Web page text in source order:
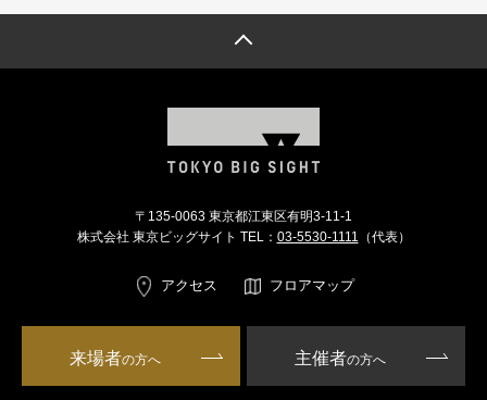
〒135-0063 東京都江東区有明3-11-1
株式会社 東京ビッグサイト TEL： 03-5530-1111 （代表）
アクセス フロアマップ
来場者の方へ 主催者の方へ